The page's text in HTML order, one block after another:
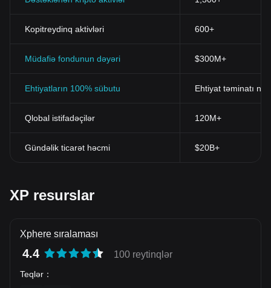
Kopitreydinq aktivləri 600+
Müdafiə fondunun dəyəri $300M+
Ehtiyatların 100% sübutu Ehtiyat təminatı
Qlobal istifadəçilər 120M+
Gündəlik ticarət həcmi $20B+
XP resurslar
Xphere sıralaması
4.4 100 reytinqlər
Teqlər ：